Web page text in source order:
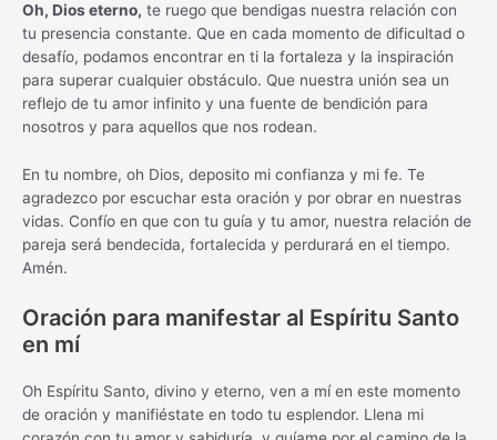
Oh, Dios eterno, te ruego que bendigas nuestra relación con
tu presencia constante. Que en cada momento de dificultad o
desafío, podamos encontrar en ti la fortaleza y la inspiración
para superar cualquier obstáculo. Que nuestra unión sea un
reflejo de tu amor infinito y una fuente de bendición para
nosotros y para aquellos que nos rodean.
En tu nombre, oh Dios, deposito mi confianza y mi fe. Te
agradezco por escuchar esta oración y por obrar en nuestras
vidas. Confío en que con tu guía y tu amor, nuestra relación de
pareja será bendecida, fortalecida y perdurará en el tiempo.
Amén.
Oración para manifestar al Espíritu Santo
en mí
Oh Espíritu Santo, divino y eterno, ven a mí en este momento
de oración y manifiéstate en todo tu esplendor. Llena mi